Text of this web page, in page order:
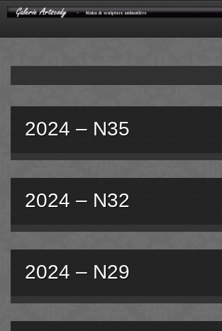
2024 – N35
2024 – N32
2024 – N29